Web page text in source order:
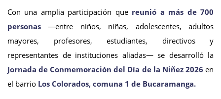
Con una amplia participación que reunió a más de 700
personas —entre niños, niñas, adolescentes, adultos
mayores, profesores, estudiantes, directivos y
representantes de instituciones aliadas— se desarrolló la
Jornada de Conmemoración del Día de la Niñez 2026 en
el barrio Los Colorados, comuna 1 de Bucaramanga.